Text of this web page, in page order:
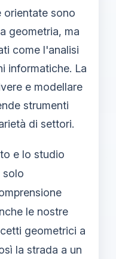
orientate sono
geometria, ma
come l'analisi
informatiche. La
e modellare
strumenti
di settori.
e lo studio
solo
le nostre
geometrici a
la strada a un